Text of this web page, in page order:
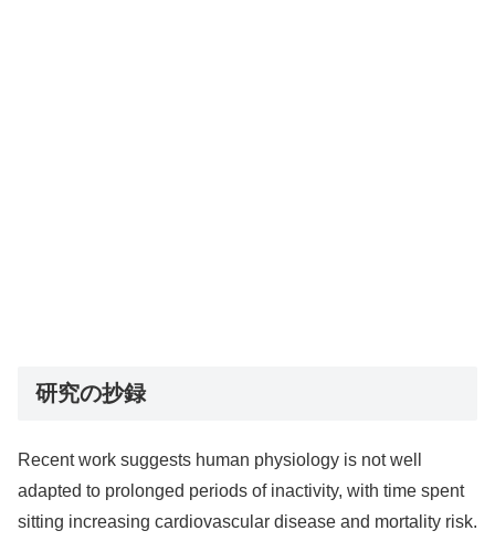
研究の抄録
Recent work suggests human physiology is not well
adapted to prolonged periods of inactivity, with time spent
sitting increasing cardiovascular disease and mortality risk.